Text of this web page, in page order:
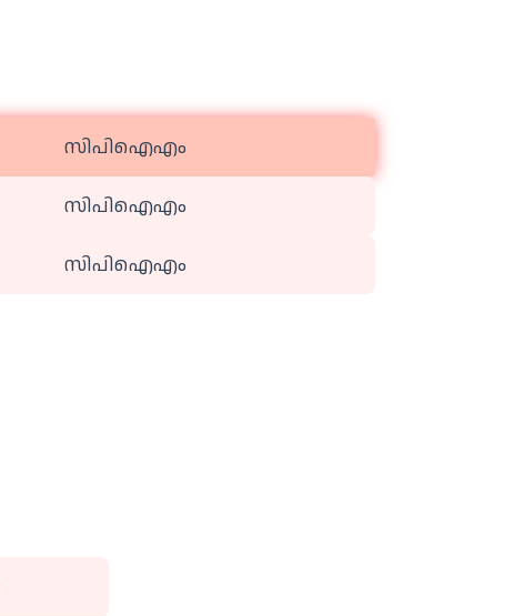
സിപിഐഎം
സിപിഐഎം
സിപിഐഎം